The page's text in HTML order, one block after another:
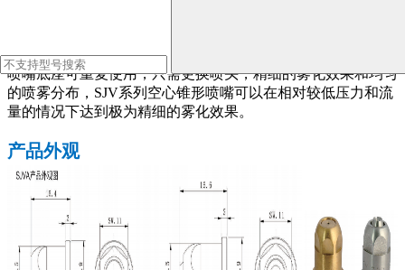
喷嘴底座可重复使用，只需更换喷头，精细的雾化效果和均匀
的喷雾分布，SJV系列空心锥形喷嘴可以在相对较低压力和流
量的情况下达到极为精细的雾化效果。
产品外观